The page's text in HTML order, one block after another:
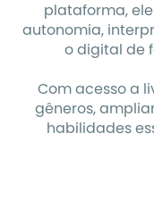
plataforma,
autonomia,
o digital de
Com acesso a
gêneros,
habilidades